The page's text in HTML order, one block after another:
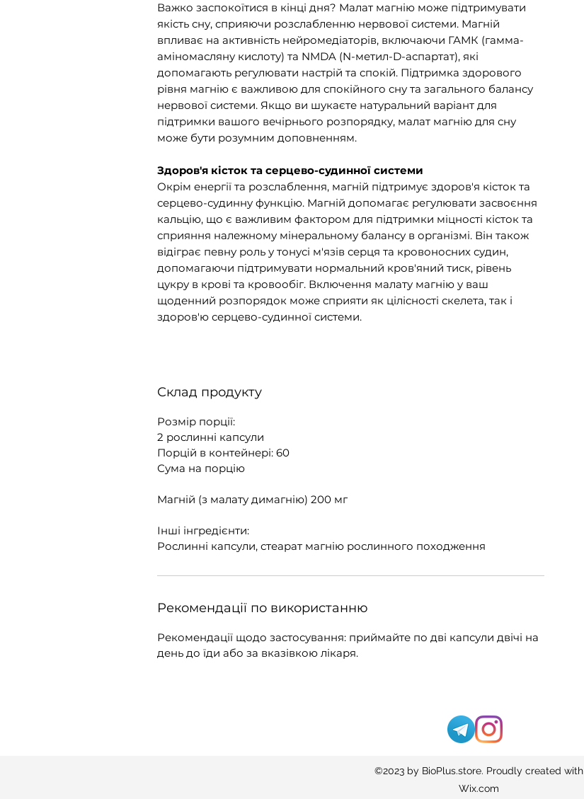
Важко заспокоїтися в кінці дня? Малат магнію може підтримувати
якість сну, сприяючи розслабленню нервової системи. Магній
впливає на активність нейромедіаторів, включаючи ГАМК (гамма-
аміномасляну кислоту) та NMDA (N-метил-D-аспартат), які
допомагають регулювати настрій та спокій. Підтримка здорового
рівня магнію є важливою для спокійного сну та загального балансу
нервової системи. Якщо ви шукаєте натуральний варіант для
підтримки вашого вечірнього розпорядку, малат магнію для сну
може бути розумним доповненням.
Здоров'я кісток та серцево-судинної системи
Окрім енергії та розслаблення, магній підтримує здоров'я кісток та
серцево-судинну функцію. Магній допомагає регулювати засвоєння
кальцію, що є важливим фактором для підтримки міцності кісток та
сприяння належному мінеральному балансу в організмі. Він також
відіграє певну роль у тонусі м'язів серця та кровоносних судин,
допомагаючи підтримувати нормальний кров'яний тиск, рівень
цукру в крові та кровообіг. Включення малату магнію у ваш
щоденний розпорядок може сприяти як цілісності скелета, так і
здоров'ю серцево-судинної системи.
Склад продукту
Розмір порції:
2 рослинні капсули
Порцій в контейнері: 60
Сума на порцію
Магній (з малату димагнію) 200 мг
Інші інгредієнти:
Рослинні капсули, стеарат магнію рослинного походження
Рекомендації по використанню
Рекомендації щодо застосування: приймайте по дві капсули двічі на
день до їди або за вказівкою лікаря.
©2023by BioPlus.store. Proudly created with
Wix.com